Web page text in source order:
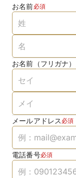
お名前必須
お名前（フリガナ）
メールアドレス 必須
電話番号必須